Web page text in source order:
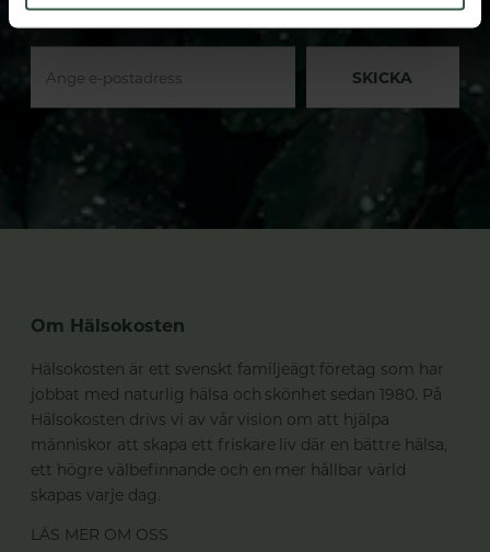
Hälsokosten Retail Sverige AB.
SKICKA
Om Hälsokosten
Hälsokosten är ett svenskt familjeägt företag som har
jobbat med naturlig hälsa och skönhet sedan 1980. På
Hälsokosten drivs vi av vår vision om att hjälpa
människor att skapa ett friskare liv där en bättre hälsa,
ett högre välbefinnande och en mer hållbar värld
skapas varje dag.
LÄS MER OM OSS